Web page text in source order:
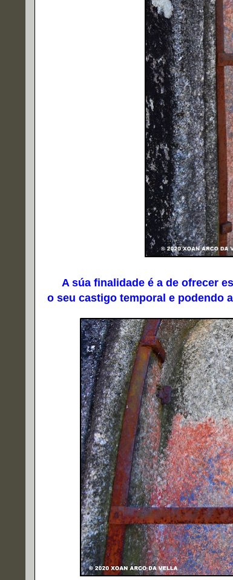
A súa finalidade é a de ofrecer
o seu castigo temporal e podendo